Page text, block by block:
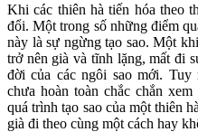
Khi các thiên hà tiến hóa theo
đổi. Một trong số những điểm
này là sự ngừng tạo sao. Một
trở nên già và tĩnh lặng, mất đi
đời của các ngôi sao mới. Tuy
chưa hoàn toàn chắc chắn
quá trình tạo sao của một thiên
già đi theo cùng một cách hay